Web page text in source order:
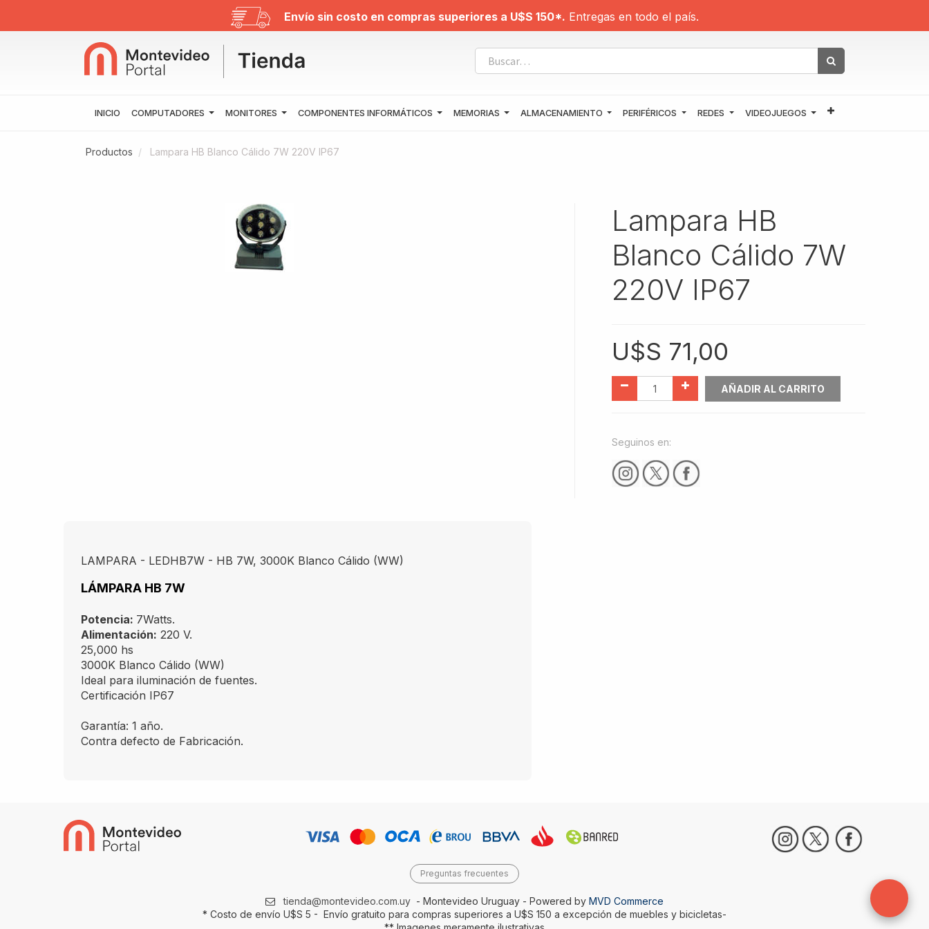
Envío sin costo en compras superiores a U$S 150*. Entregas en todo el país.
INICIO COMPUTADORES MONITORES COMPONENTES INFORMÁTICOS MEMORIAS ALMACENAMIENTO PERIFÉRICOS REDES VIDEOJUEGOS
Productos Lampara HB Blanco Cálido 7W 220V IP67
Lampara HB
Blanco Cálido 7W
220V IP67
U$S 71,00
AÑADIR AL CARRITO
Seguinos en:
LAMPARA - LEDHB7W - HB 7W, 3000K Blanco Cálido (WW)
LÁMPARA HB 7W
Potencia: 7Watts.
Alimentación: 220 V.
25,000 hs
3000K Blanco Cálido (WW)
Ideal para iluminación de fuentes.
Certificación IP67
Garantía: 1 año.
Contra defecto de Fabricación.
Preguntas frecuentes
tienda@montevideo.com.uy - Montevideo Uruguay - Powered by MVD Commerce
* Costo de envío U$S 5 - Envío gratuito para compras superiores a U$S 150 a excepción de muebles y bicicletas-